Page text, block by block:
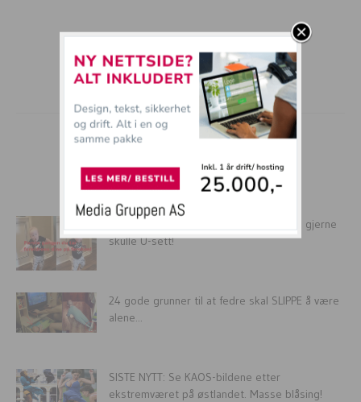
mer tullball
10 GRUSOMME ting i barndommen man gjerne
skulle U-sett!
24 gode grunner til at fedre skal SLIPPE å være
alene...
SISTE NYTT: Se KAOS-bildene etter
ekstremværet på østlandet. Masse blåsing!